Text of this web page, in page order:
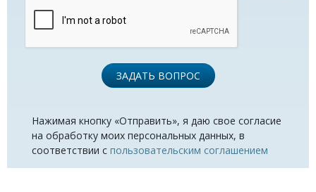
ЗАДАТЬ ВОПРОС
Нажимая кнопку «Отправить», я даю свое согласие
на обработку моих персональных данных, в
соответствии с пользовательским соглашением